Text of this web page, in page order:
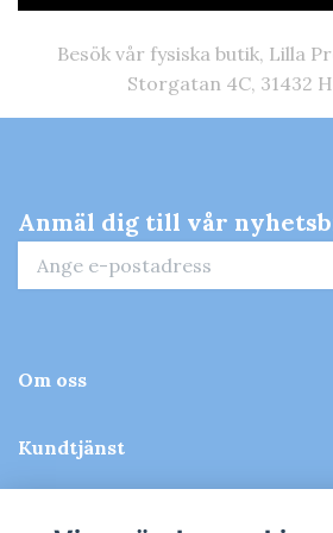
Besök vår fysiska butik, Lilla
Storgatan 4C, 31432
Anmäl dig till vår
Om oss
Kundtjänst